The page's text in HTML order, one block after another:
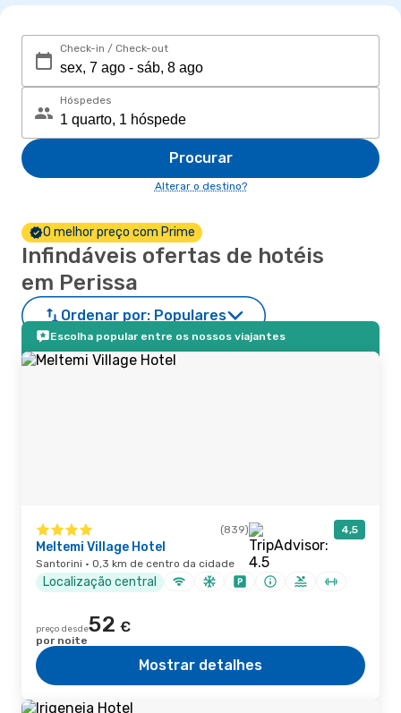
Check-in / Check-out
Hóspedes
Procurar
Alterar o destino?
O melhor preço com Prime
Infindáveis ofertas de hotéis
em Perissa
Ordenar por: Populares
Escolha popular entre os nossos viajantes
(839) 4,5
Meltemi Village Hotel
Santorini · 0,3 km de centro da cidade
Localização central
preço desde52 €
por noite
Mostrar detalhes